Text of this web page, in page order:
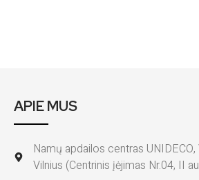
APIE MUS
Namų apdailos centras
Vilnius (Centrinis įėjimas Nr.04, II